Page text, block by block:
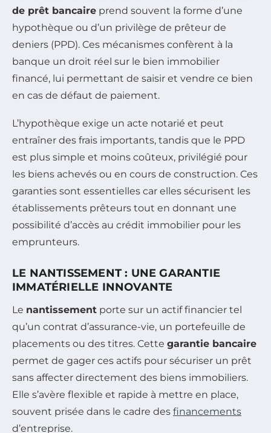
de prêt bancaire prend souvent la forme d’une
hypothèque ou d’un privilège de prêteur de
deniers (PPD). Ces mécanismes confèrent à la
banque un droit réel sur le bien immobilier
financé, lui permettant de saisir et vendre ce bien
en cas de défaut de paiement.
L’hypothèque exige un acte notarié et peut
entraîner des frais importants, tandis que le PPD
est plus simple et moins coûteux, privilégié pour
les biens achevés ou en cours de construction. Ces
garanties sont essentielles car elles sécurisent les
établissements prêteurs tout en donnant une
possibilité d’accès au crédit immobilier pour les
emprunteurs.
LE NANTISSEMENT : UNE GARANTIE
IMMATÉRIELLE INNOVANTE
Le nantissement porte sur un actif financier tel
qu’un contrat d’assurance-vie, un portefeuille de
placements ou des titres. Cette garantie bancaire
permet de gager ces actifs pour sécuriser un prêt
sans affecter directement des biens immobiliers.
Elle s’avère flexible et rapide à mettre en place,
souvent prisée dans le cadre des financements
d’entreprise.